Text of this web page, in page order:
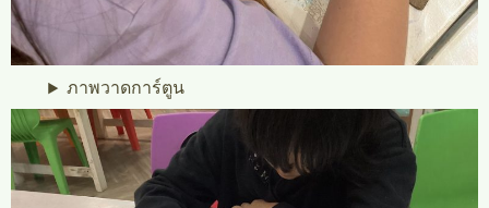
ภาพวาดการ์ตูน